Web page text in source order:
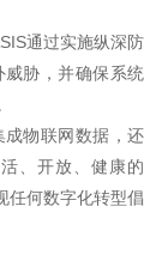
通过实施纵深防
胁，并确保系统
物联网数据，还
、开放、健康的
任何数字化转型倡